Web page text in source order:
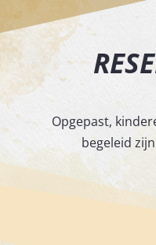
Opgepast,
begeleid